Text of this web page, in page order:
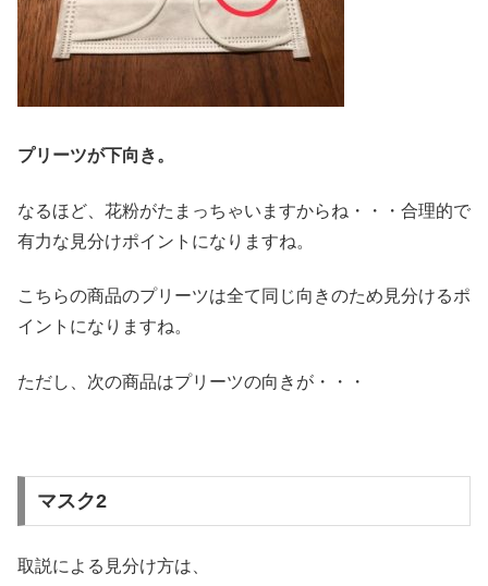
プリーツが下向き。
なるほど、花粉がたまっちゃいますからね・・・合理的で
有力な見分けポイントになりますね。
こちらの商品のプリーツは全て同じ向きのため見分けるポ
イントになりますね。
ただし、次の商品はプリーツの向きが・・・
マスク2
取説による見分け方は、